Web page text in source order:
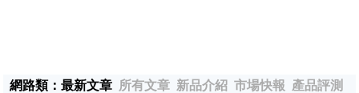
網路類：最新文章 所有文章 新品介紹 市場快報 產品評測